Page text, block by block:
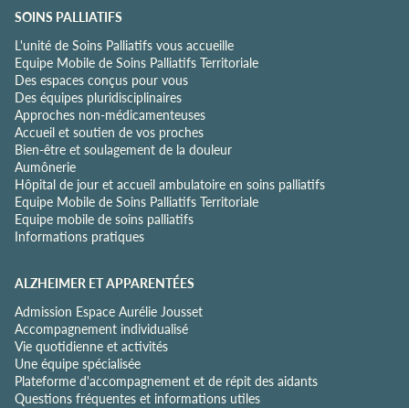
o
n
f
i
d
e
n
t
i
a
l
i
t
é
SOINS PALLIATIFS
L'unité de Soins Palliatifs vous accueille
Equipe Mobile de Soins Palliatifs Territoriale
Des espaces conçus pour vous
Des équipes pluridisciplinaires
Approches non-médicamenteuses
Accueil et soutien de vos proches
Bien-être et soulagement de la douleur
Aumônerie
Hôpital de jour et accueil ambulatoire en soins palliatifs
Equipe Mobile de Soins Palliatifs Territoriale
Equipe mobile de soins palliatifs
Informations pratiques
ALZHEIMER ET APPARENTÉES
Admission Espace Aurélie Jousset
Accompagnement individualisé
Vie quotidienne et activités
Une équipe spécialisée
Plateforme d'accompagnement et de répit des aidants
Questions fréquentes et informations utiles